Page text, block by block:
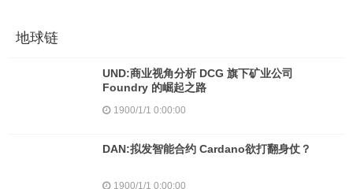
地球链
UND:商业视角分析 DCG 旗下矿业公司
Foundry 的崛起之路
1900/1/1 0:00:00
DAN:拟发智能合约 Cardano欲打翻身仗？
1900/1/1 0:00:00